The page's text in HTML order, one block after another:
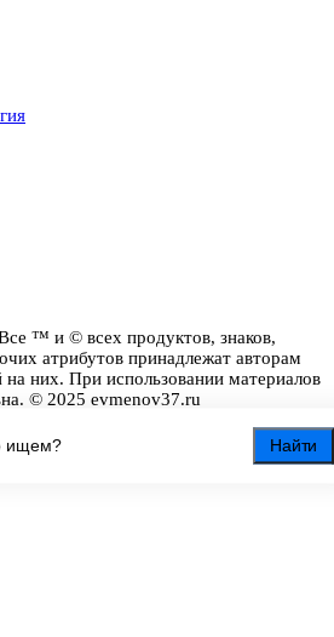
Найти
™ и © всех продуктов, знаков,
атрибутов принадлежат авторам
на них. При использовании материалов
© 2025 evmenov37.ru